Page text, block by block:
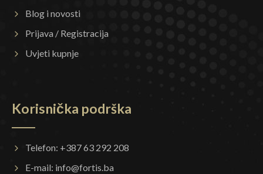
Blog i novosti
Prijava / Registracija
Uvjeti kupnje
Korisnička podrška
Telefon: +387 63 292 208
E-mail: info@fortis.ba